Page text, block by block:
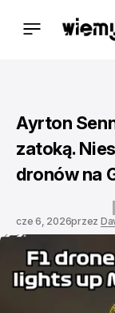
Ayrton
zatoką.
dronów na
cze 6, 2026przez